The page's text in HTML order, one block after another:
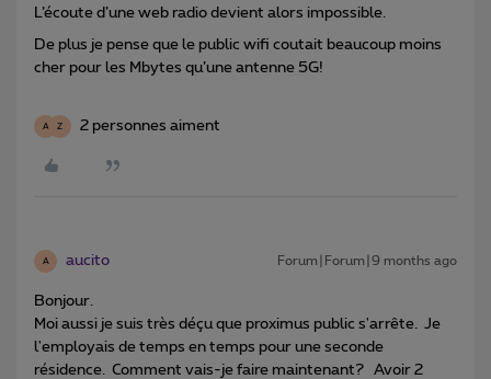
L’écoute d’une web radio devient alors impossible.
De plus je pense que le public wifi coutait beaucoup moins
cher pour les Mbytes qu’une antenne 5G!
A Z 2 personnes aiment
A aucito Forum|Forum|9 months ago
Bonjour.
Moi aussi je suis très déçu que proximus public s'arrête. Je
l'employais de temps en temps pour une seconde
résidence. Comment vais-je faire maintenant? Avoir 2